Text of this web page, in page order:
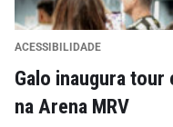
ACESSIBILIDADE
Galo inaugura
na Arena MRV